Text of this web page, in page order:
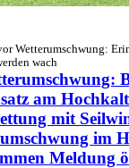
Wetterumschwung:
wach
am
mit
im
Meldung